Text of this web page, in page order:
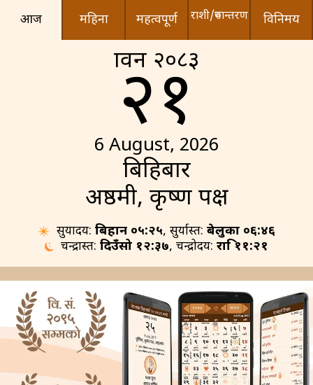
आज महिना महत्वपूर्ण राशी/रुपान्तरण विनिमय
श्रावन २०८३
२१
6 August, 2026
बिहिबार
अष्ठमी, कृष्ण पक्ष
सुर्योदय:बिहान ०५:२५, सुर्यास्त:बेलुका ०६:४६
चन्द्रास्त:दिउँसो १२:३७, चन्द्रोदय:रात्रि ११:२१